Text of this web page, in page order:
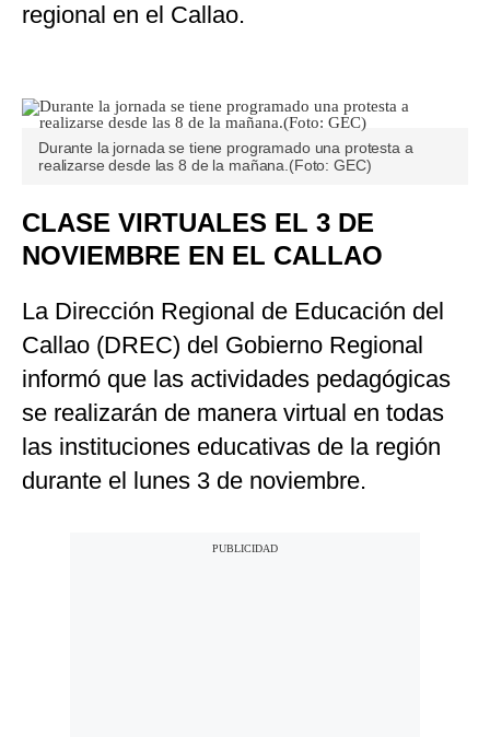
regional en el Callao.
Durante la jornada se tiene programado una protesta a
realizarse desde las 8 de la mañana.(Foto: GEC)
CLASE VIRTUALES EL 3 DE
NOVIEMBRE EN EL CALLAO
La Dirección Regional de Educación del
Callao (DREC) del Gobierno Regional
informó que las actividades pedagógicas
se realizarán de manera virtual en todas
las instituciones educativas de la región
durante el lunes 3 de noviembre.